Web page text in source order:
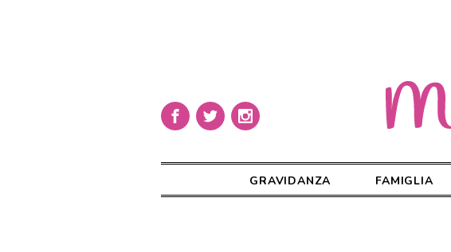
GRAVIDANZA FAMIGLIA